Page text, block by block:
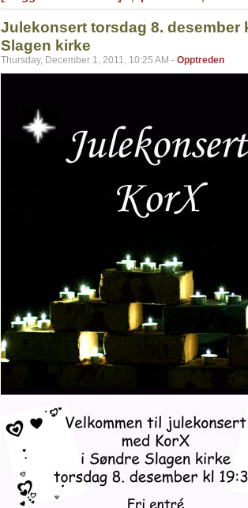
Julekonsert torsdag 8. desember
Slagen kirke
Thursday, December 1, 2011, 10:25 AM - Opptreden